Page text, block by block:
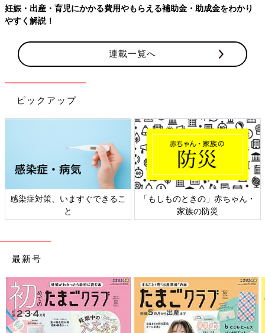
・出産・育児にかかる費用やもらえる補助金・助成金をわかり
く解説！
連載一覧へ
ピックアップ
感染症対策、いますぐできるこ
と
「もしものときの」赤ちゃん・
家族の防災
最新号